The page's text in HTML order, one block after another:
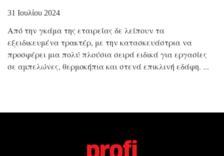
31 Ιουλίου 2024
Από την γκάμα της εταιρείας δε λείπουν τα
εξειδικευμένα τρακτέρ, με την κατασκευάστρια να
προσφέρει μια πολύ πλούσια σειρά ειδικά για εργασίες
σε αμπελώνες, θερμοκήπια και στενά επικλινή εδάφη.